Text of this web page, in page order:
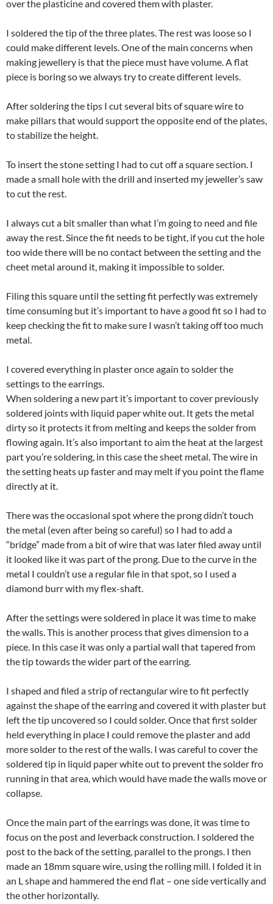
over the plasticine and covered them with plaster.
I soldered the tip of the three plates. The rest was loose so I
could make different levels. One of the main concerns when
making jewellery is that the piece must have volume. A flat
piece is boring so we always try to create different levels.
After soldering the tips I cut several bits of square wire to
make pillars that would support the opposite end of the plates,
to stabilize the height.
To insert the stone setting I had to cut off a square section. I
made a small hole with the drill and inserted my jeweller’s saw
to cut the rest.
I always cut a bit smaller than what I’m going to need and file
away the rest. Since the fit needs to be tight, if you cut the hole
too wide there will be no contact between the setting and the
cheet metal around it, making it impossible to solder.
Filing this square until the setting fit perfectly was extremely
time consuming but it’s important to have a good fit so I had to
keep checking the fit to make sure I wasn’t taking off too much
metal.
I covered everything in plaster once again to solder the
settings to the earrings.
When soldering a new part it’s important to cover previously
soldered joints with liquid paper white out. It gets the metal
dirty so it protects it from melting and keeps the solder from
flowing again. It’s also important to aim the heat at the largest
part you’re soldering, in this case the sheet metal. The wire in
the setting heats up faster and may melt if you point the flame
directly at it.
There was the occasional spot where the prong didn’t touch
the metal (even after being so careful) so I had to add a
“bridge” made from a bit of wire that was later filed away until
it looked like it was part of the prong. Due to the curve in the
metal I couldn’t use a regular file in that spot, so I used a
diamond burr with my flex-shaft.
After the settings were soldered in place it was time to make
the walls. This is another process that gives dimension to a
piece. In this case it was only a partial wall that tapered from
the tip towards the wider part of the earring.
I shaped and filed a strip of rectangular wire to fit perfectly
against the shape of the earring and covered it with plaster but
left the tip uncovered so I could solder. Once that first solder
held everything in place I could remove the plaster and add
more solder to the rest of the walls. I was careful to cover the
soldered tip in liquid paper white out to prevent the solder fro
running in that area, which would have made the walls move or
collapse.
Once the main part of the earrings was done, it was time to
focus on the post and leverback construction. I soldered the
post to the back of the setting, parallel to the prongs. I then
made an 18mm square wire, using the rolling mill. I folded it in
an L shape and hammered the end flat – one side vertically and
the other horizontally.